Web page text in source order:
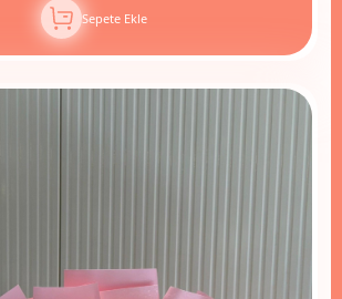
Sepete Ekle